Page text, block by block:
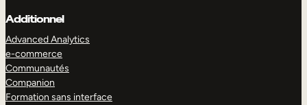
Additionnel
Advanced Analytics
e-commerce
Communautés
Companion
Formation sans interface